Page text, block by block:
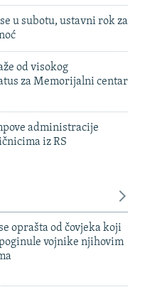
u subotu, ustavni rok za
od visokog
za Memorijalni centar
administracije
iz RS
oprašta od čovjeka koji
vojnike njihovim